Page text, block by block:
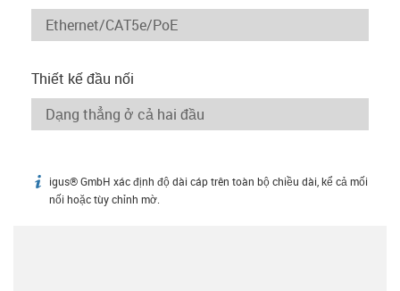
Thiết kế đầu nối
igus-icon-info
igus® GmbH xác định độ dài cáp trên toàn bộ chiều dài, kể cả mối
nối hoặc tùy chỉnh mờ.